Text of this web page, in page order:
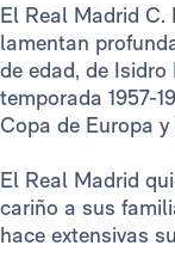
El Real Madrid C.
lamentan
de edad, de
temporada 1957-
Copa de Europa
El Real Madrid
cariño a sus
hace extensivas